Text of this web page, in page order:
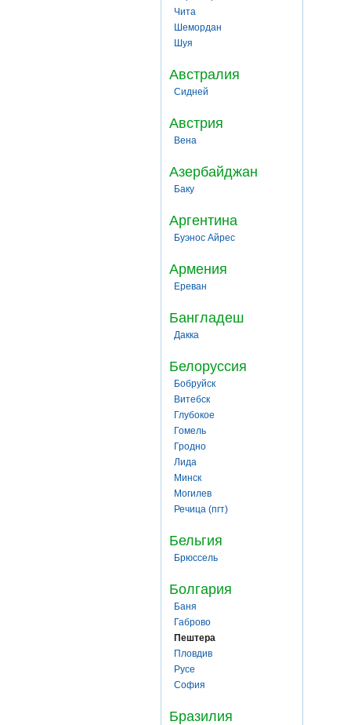
Чита
Шемордан
Шуя
Австралия
Сидней
Австрия
Вена
Азербайджан
Баку
Аргентина
Буэнос Айрес
Армения
Ереван
Бангладеш
Дакка
Белоруссия
Бобруйск
Витебск
Глубокое
Гомель
Гродно
Лида
Минск
Могилев
Речица (пгт)
Бельгия
Брюссель
Болгария
Баня
Габрово
Пештера
Пловдив
Русе
София
Бразилия